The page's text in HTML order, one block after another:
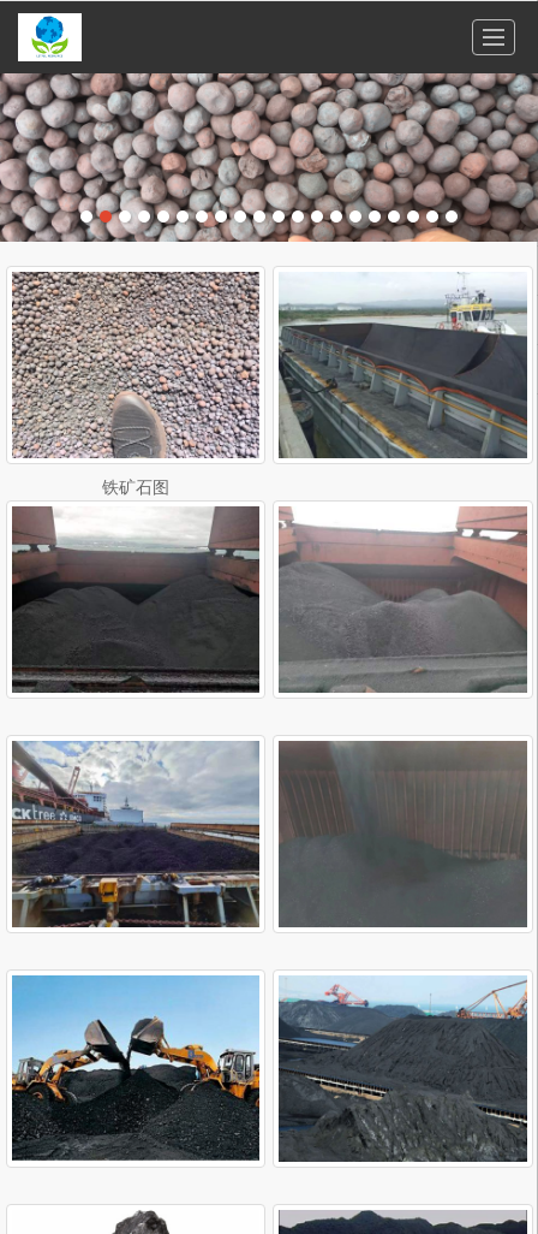
很遗憾，因您的浏览器版本过低导致无法获得最佳浏览体验，推荐下载安装谷歌浏览器！
铁矿石图